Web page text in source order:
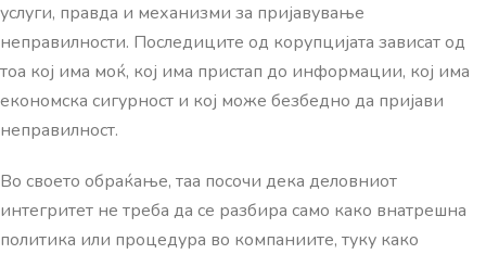
услуги, правда и механизми за пријавување
неправилности. Последиците од корупцијата зависат од
тоа кој има моќ, кој има пристап до информации, кој има
економска сигурност и кој може безбедно да пријави
неправилност.
Во своето обраќање, таа посочи дека деловниот
интегритет не треба да се разбира само како внатрешна
политика или процедура во компаниите, туку како